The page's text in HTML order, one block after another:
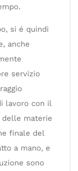
si é quindi
anche
servizio
lavoro con il
materie
finale del
a mano, e
sono